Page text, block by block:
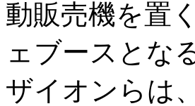
動販売機を置
ェブースとな
ザイオンらは